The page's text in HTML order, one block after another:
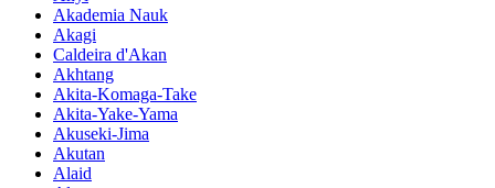
Akademia Nauk
Akagi
Caldeira d'Akan
Akhtang
Akita-Komaga-Take
Akita-Yake-Yama
Akuseki-Jima
Akutan
Alaid